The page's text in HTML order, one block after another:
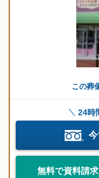
この葬
24時
無料で資料請求